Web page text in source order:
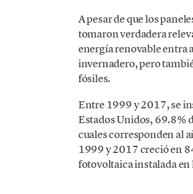
A pesar de que los
tomaron verdadera
energía renovable entra
invernadero, pero
fósiles.
Entre 1999 y 2017, se
Estados Unidos, 69.8%
cuales corresponden al
1999 y 2017 creció en
fotovoltaica instalada